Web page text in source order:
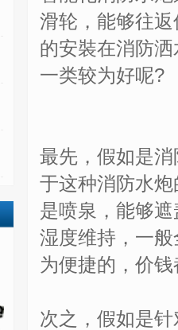
滑轮，能够往
的安裝在消防
一类较为好呢?
最先，假如是
于这种消防水
是喷泉，能够
湿度维持，一
为便捷的，价
次之，假如是